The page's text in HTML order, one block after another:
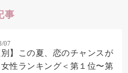
事
07
別】この夏、恋のチャンスが
性ランキング＜第１位〜第